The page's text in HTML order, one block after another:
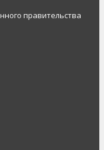
правительства